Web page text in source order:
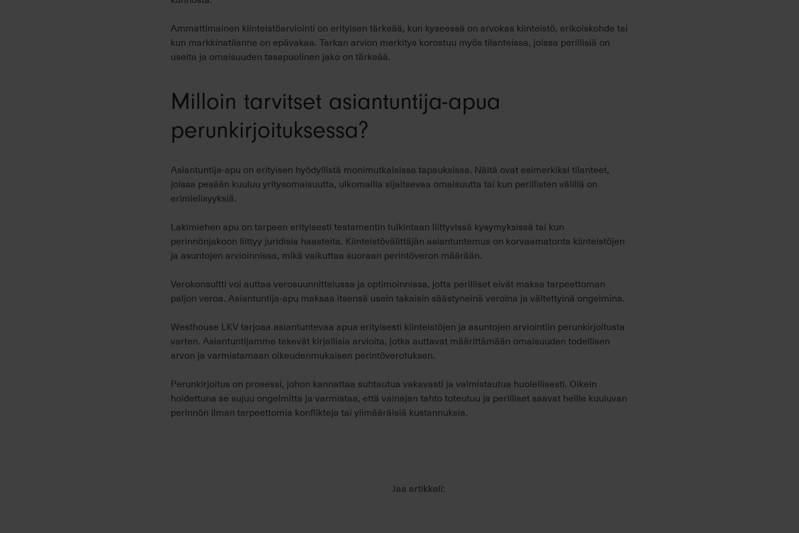
Ammattimainen kiinteistöarviointi on erityisen tärkeää, kun kyseessä on arvokas kiinteistö, erikoiskohde tai
kun markkinatilanne on epävakaa. Tarkan arvion merkitys korostuu myös tilanteissa, joissa perillisiä on
useita ja omaisuuden tasapuolinen jako on tärkeää.
Milloin tarvitset asiantuntija-apua
perunkirjoituksessa?
Asiantuntija-apu on erityisen hyödyllistä monimutkaisissa tapauksissa. Näitä ovat esimerkiksi tilanteet,
joissa pesään kuuluu yritysomaisuutta, ulkomailla sijaitsevaa omaisuutta tai kun perillisten välillä on
erimielisyyksiä.
Lakimiehen apu on tarpeen erityisesti testamentin tulkintaan liittyvissä kysymyksissä tai kun
perinnönjakoon liittyy juridisia haasteita. Kiinteistövälittäjän asiantuntemus on korvaamatonta kiinteistöjen
ja asuntojen arvioinnissa, mikä vaikuttaa suoraan perintöveron määrään.
Verokonsultti voi auttaa verosuunnittelussa ja optimoinnissa, jotta perilliset eivät maksa tarpeettoman
paljon veroa. Asiantuntija-apu maksaa itsensä usein takaisin säästyneinä veroina ja vältettyinä ongelmina.
Westhouse LKV tarjoaa asiantuntevaa apua erityisesti kiinteistöjen ja asuntojen arviointiin perunkirjoitusta
varten. Asiantuntijamme tekevät kirjallisia arvioita, jotka auttavat määrittämään omaisuuden todellisen
arvon ja varmistamaan oikeudenmukaisen perintöverotuksen.
Perunkirjoitus on prosessi, johon kannattaa suhtautua vakavasti ja valmistautua huolellisesti. Oikein
hoidettuna se sujuu ongelmitta ja varmistaa, että vainajan tahto toteutuu ja perilliset saavat heille kuuluvan
perinnön ilman tarpeettomia konflikteja tai ylimääräisiä kustannuksia.
Jaa artikkeli: